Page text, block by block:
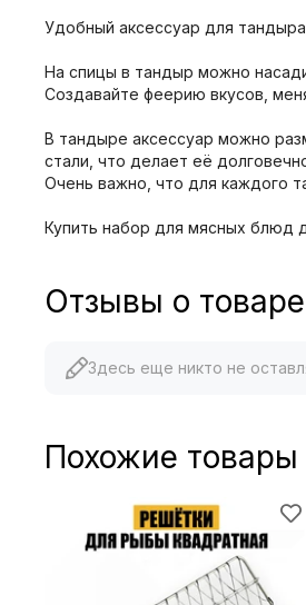
Удобный аксессуар для
На спицы в тандыр можно
Создавайте феерию вкусов,
В тандыре аксессуар можно
стали, что делает её
Очень важно, что для каждого
Купить набор для мясных блюд
Отзывы о товаре
Здесь еще никто не
Похожие товары